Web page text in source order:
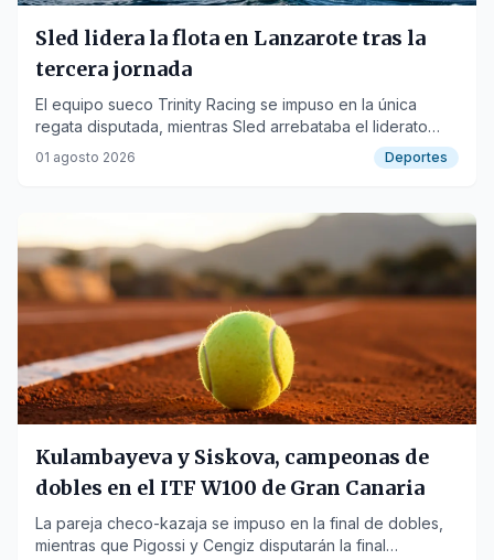
Sled lidera la flota en Lanzarote tras la
tercera jornada
El equipo sueco Trinity Racing se impuso en la única
regata disputada, mientras Sled arrebataba el liderato
provisional a Paprec.
01 agosto 2026 Deportes
Kulambayeva y Siskova, campeonas de
dobles en el ITF W100 de Gran Canaria
La pareja checo-kazaja se impuso en la final de dobles,
mientras que Pigossi y Cengiz disputarán la final